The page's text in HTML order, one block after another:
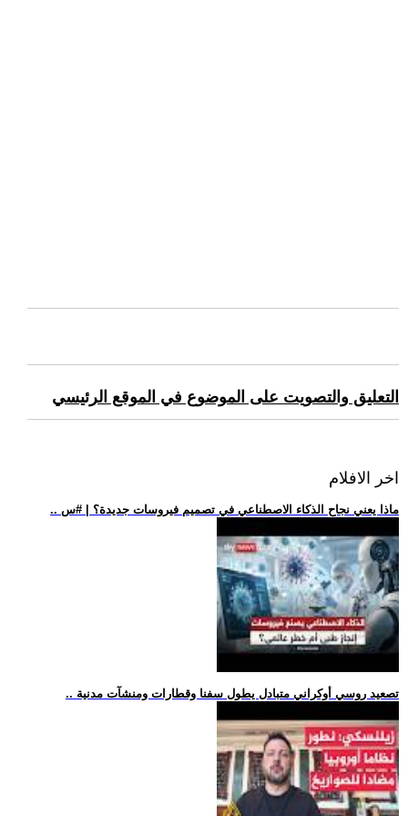
التعليق والتصويت على الموضوع في الموقع الرئيسي
اخر الافلام
.. ماذا يعني نجاح الذكاء الاصطناعي في تصميم فيروسات جديدة؟ | #س
.. تصعيد روسي أوكراني متبادل يطول سفنا وقطارات ومنشآت مدنية